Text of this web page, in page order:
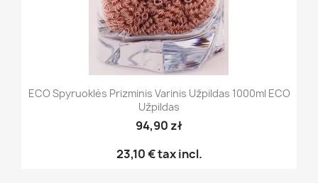
ECO Spyruoklės Prizminis Varinis Užpildas 1000ml ECO
Užpildas
94,90 zł
23,10 €tax incl.